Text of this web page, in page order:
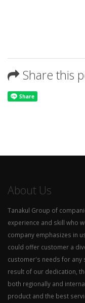
Share this
About Us
Tanakul Group of
experience and skill who
company emphasizes in
could offer customer a
customer's needs for any
result of our dedication,
both regionally and
product and the best